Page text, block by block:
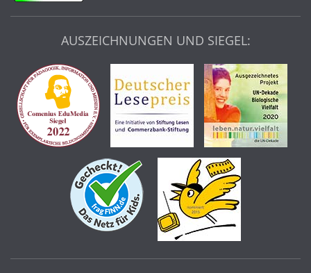
AUSZEICHNUNGEN UND SIEGEL: